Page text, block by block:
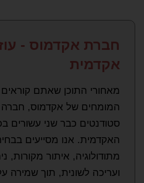
חברת אקדמוס -
אקדמית
מאחורי התוכן שאתם קוראים
המומחים של אקדמוס, חברה
סטודנטים כבר שני עשורים
האקדמית. אנו מסייעים
מתודולוגיה, איתור מקורות,
ועריכה לשונית, תוך שמירה